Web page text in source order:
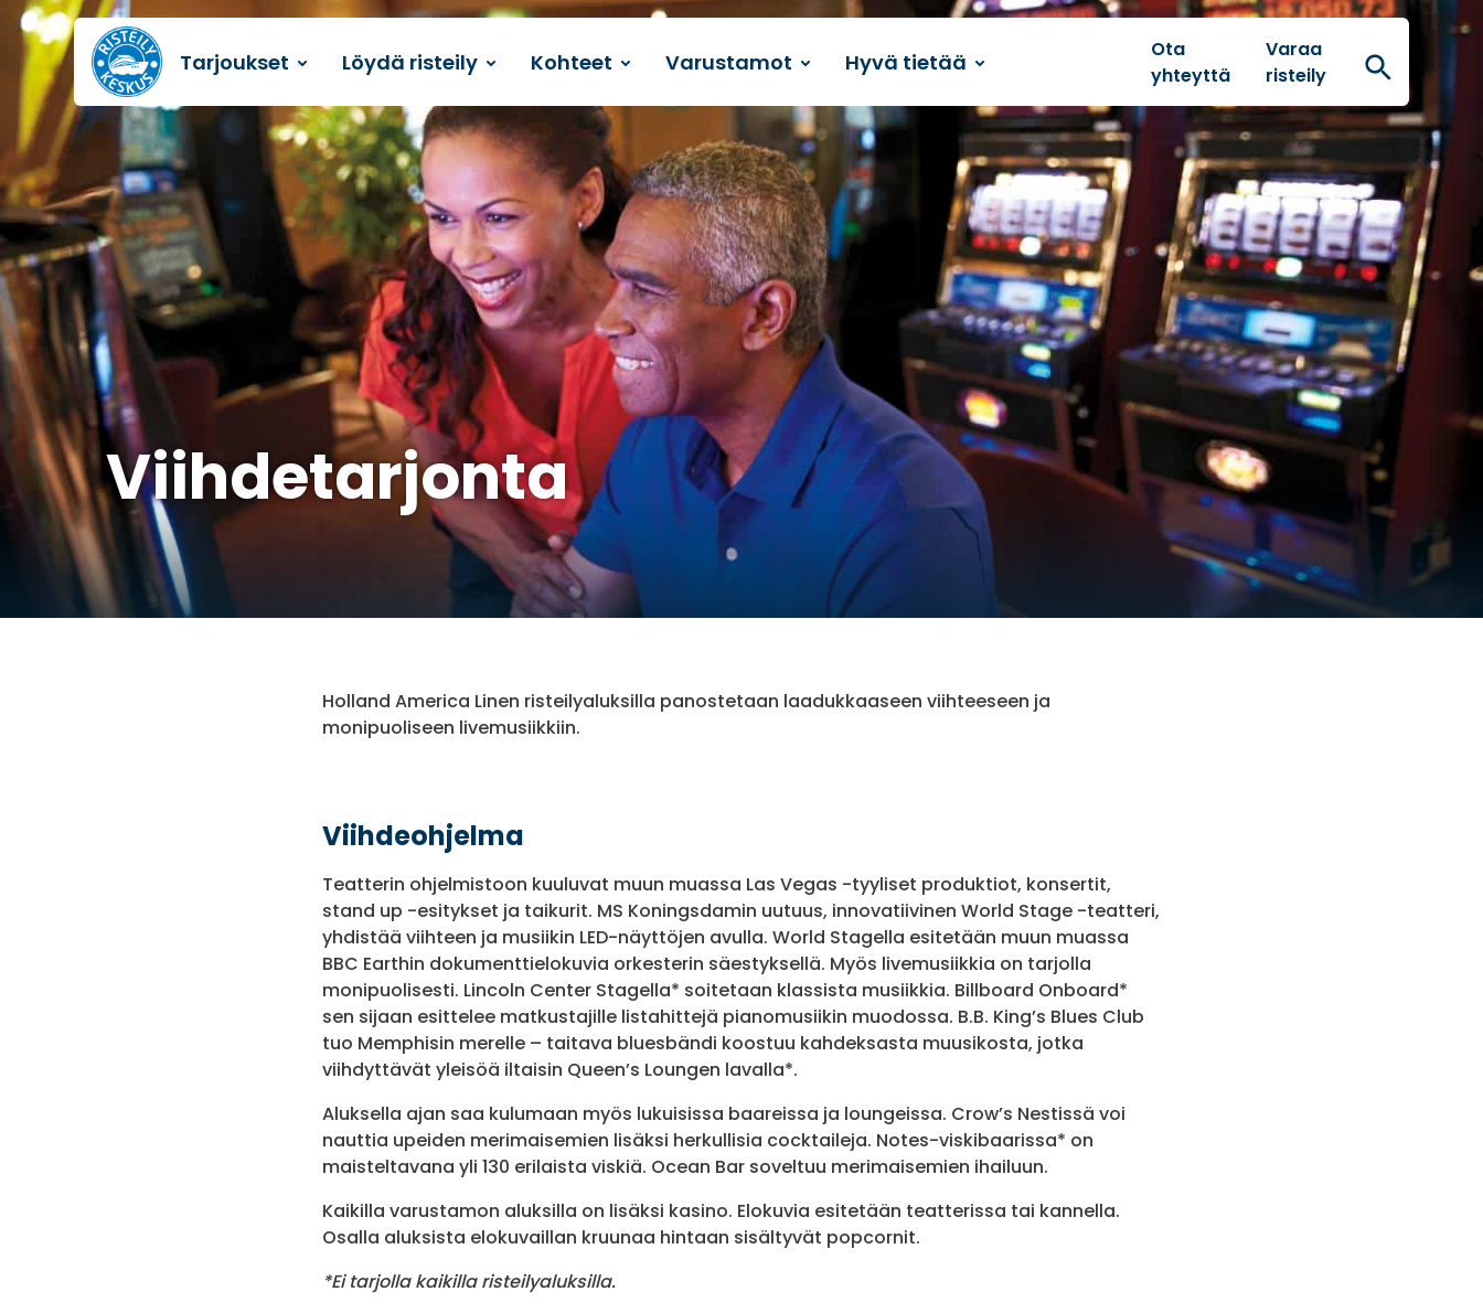
Etusivulle
Tarjoukset Löydä risteily Kohteet Varustamot Hyvä tietää
Ota
yhteyttä
Varaa
risteily
Hae
Viihdetarjonta
Holland America Linen risteilyaluksilla panostetaan laadukkaaseen viihteeseen ja
monipuoliseen livemusiikkiin.
Viihdeohjelma
Teatterin ohjelmistoon kuuluvat muun muassa Las Vegas -tyyliset produktiot, konsertit,
stand up -esitykset ja taikurit. MS Koningsdamin uutuus, innovatiivinen World Stage -teatteri,
yhdistää viihteen ja musiikin LED-näyttöjen avulla. World Stagella esitetään muun muassa
BBC Earthin dokumenttielokuvia orkesterin säestyksellä. Myös livemusiikkia on tarjolla
monipuolisesti. Lincoln Center Stagella* soitetaan klassista musiikkia. Billboard Onboard*
sen sijaan esittelee matkustajille listahittejä pianomusiikin muodossa. B.B. King’s Blues Club
tuo Memphisin merelle – taitava bluesbändi koostuu kahdeksasta muusikosta, jotka
viihdyttävät yleisöä iltaisin Queen’s Loungen lavalla*.
Aluksella ajan saa kulumaan myös lukuisissa baareissa ja loungeissa. Crow’s Nestissä voi
nauttia upeiden merimaisemien lisäksi herkullisia cocktaileja. Notes-viskibaarissa* on
maisteltavana yli 130 erilaista viskiä. Ocean Bar soveltuu merimaisemien ihailuun.
Kaikilla varustamon aluksilla on lisäksi kasino. Elokuvia esitetään teatterissa tai kannella.
Osalla aluksista elokuvaillan kruunaa hintaan sisältyvät popcornit.
*Ei tarjolla kaikilla risteilyaluksilla.